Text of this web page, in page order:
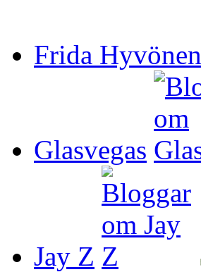
Frida Hyvönen
Glasvegas
Jay Z